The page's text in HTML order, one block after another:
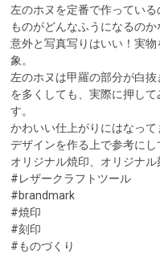
左のホヌを定番で作ってい
ものがどんなふうになるの
意外と写真写りはいい！実物
象。
左のホヌは甲羅の部分が白抜
を多くしても、実際に押して
す。
かわいい仕上がりにはなって
デザインを作る上で参考にし
オリジナル焼印、オリジナル
#レザークラフトツール
#brandmark
#焼印
#刻印
#ものづくり